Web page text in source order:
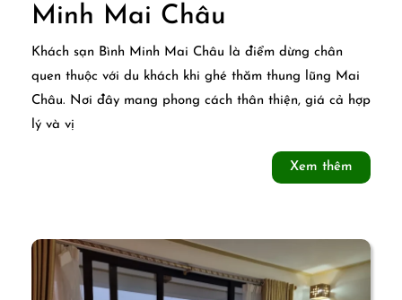
Minh Mai Châu
Khách
sạn
Bình
Minh
Mai
Khách sạn Bình Minh Mai Châu là điểm dừng chân
quen thuộc với du khách khi ghé thăm thung lũng Mai
Châu. Nơi đây mang phong cách thân thiện, giá cả hợp
lý và vị
Xem thêm
thêm